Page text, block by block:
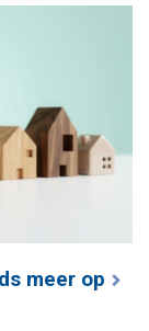
meer op